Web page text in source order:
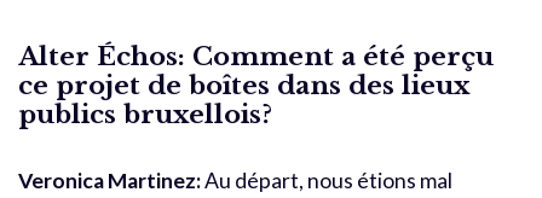
Alter Échos: Comment a été perçu
ce projet de boîtes dans des lieux
publics bruxellois?
Veronica Martinez:Au départ, nous étions mal